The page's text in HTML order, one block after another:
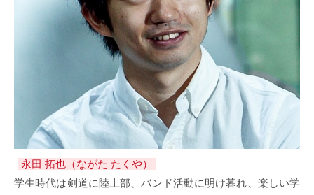
永田 拓也（ながた たくや）
学生時代は剣道に陸上部、バンド活動に明け暮れ、楽しい学